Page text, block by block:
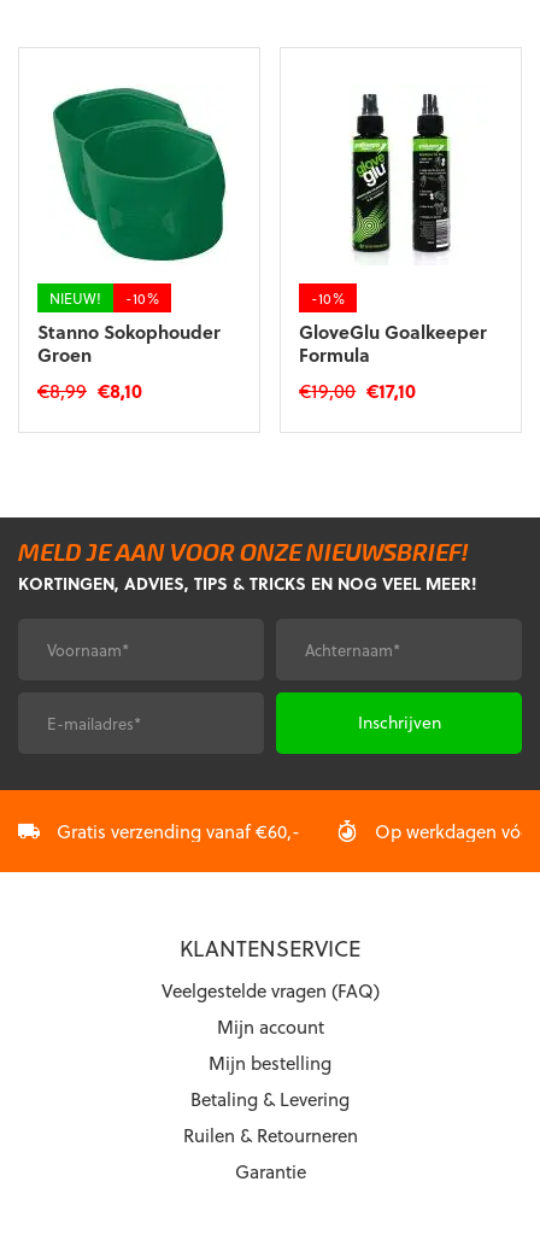
variaties.
Deze
optie
kan
gekozen
worden
de
productpagina
NIEUW! -10%
Stanno Sokophouder
Groen
€8,99 Oorspronkelijke
€8,10Huidige
-10%
GloveGlu Goalkeeper
Formula
€19,00 Oorspronkelijke
€17,10Huidige
MELD JE AAN VOOR ONZE NIEUWSBRIEF!
KORTINGEN, ADVIES, TIPS & TRICKS EN NOG VEEL MEER!
Voornaam* Achternaam*
Gratis verzending vanaf €60,- Op werkdagen
KLANTENSERVICE
Veelgestelde vragen (FAQ)
Mijn account
Mijn bestelling
Betaling & Levering
Ruilen & Retourneren
Garantie